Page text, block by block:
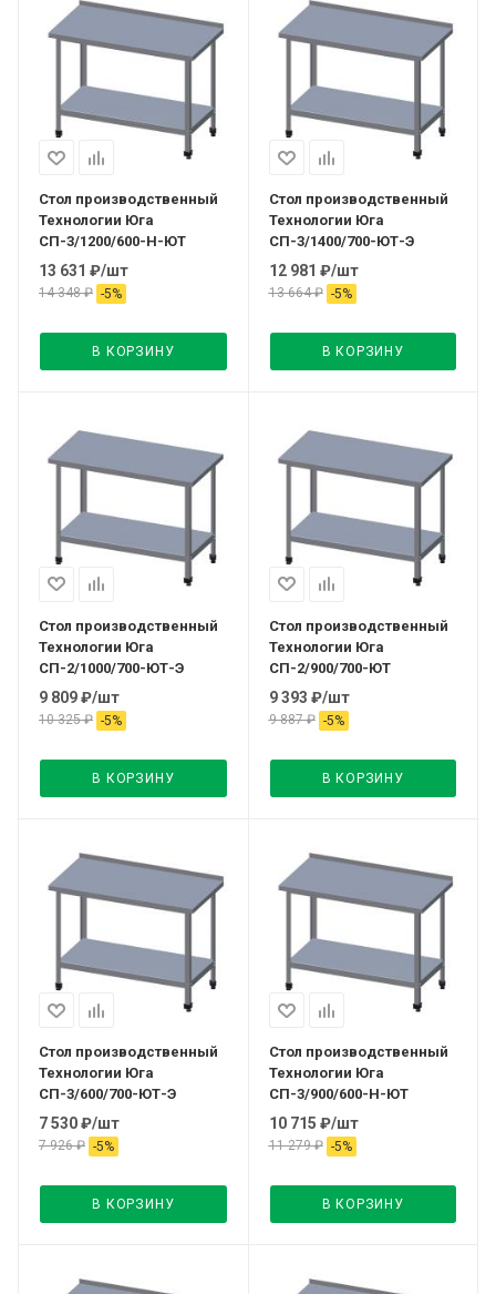
Стол производственный
Технологии Юга
СП-3/1200/600-Н-ЮТ
13 631 ₽/шт
14 348₽ -5%
В КОРЗИНУ
Стол производственный
Технологии Юга
СП-3/1400/700-ЮТ-Э
12 981 ₽/шт
13 664₽ -5%
В КОРЗИНУ
Стол производственный
Технологии Юга
СП-2/1000/700-ЮТ-Э
9 809₽/шт
10 325₽ -5%
В КОРЗИНУ
Стол производственный
Технологии Юга
СП-2/900/700-ЮТ
9 393 ₽/шт
9 887₽ -5%
В КОРЗИНУ
Стол производственный
Технологии Юга
СП-3/600/700-ЮТ-Э
7 530₽/шт
7 926₽ -5%
В КОРЗИНУ
Стол производственный
Технологии Юга
СП-3/900/600-Н-ЮТ
10 715 ₽/шт
11 279₽ -5%
В КОРЗИНУ